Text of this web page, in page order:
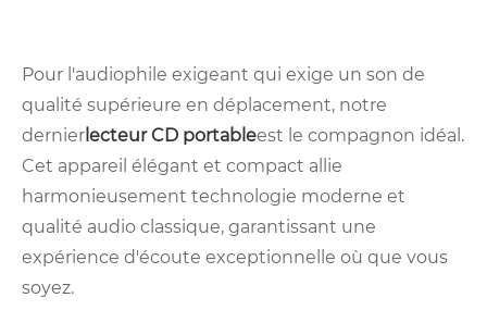
Pour l'audiophile exigeant qui exige un son de
qualité supérieure en déplacement, notre
dernier lecteur CD portableest le compagnon idéal.
Cet appareil élégant et compact allie
harmonieusement technologie moderne et
qualité audio classique, garantissant une
expérience d'écoute exceptionnelle où que vous
soyez.